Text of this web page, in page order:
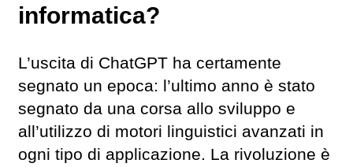
informatica?
L’uscita di ChatGPT ha certamente
segnato un epoca: l’ultimo anno è stato
segnato da una corsa allo sviluppo e
all’utilizzo di motori linguistici avanzati in
ogni tipo di applicazione. La rivoluzione è